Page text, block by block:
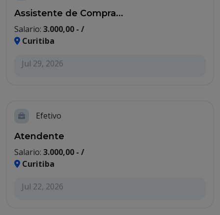
Assistente de Compra...
Salario: 3.000,00 - /
Curitiba
Jul 29, 2026
Efetivo
Atendente
Salario: 3.000,00 - /
Curitiba
Jul 22, 2026